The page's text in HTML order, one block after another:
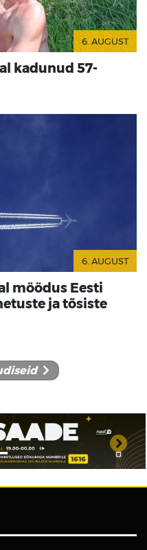
6. AUGUST
kadunud 57-
6. AUGUST
möödus Eesti
ja tõsiste